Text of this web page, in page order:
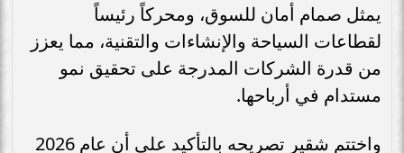
يمثل صمام أمان للسوق، ومحركاً رئيساً
لقطاعات السياحة والإنشاءات والتقنية، مما يعزز
من قدرة الشركات المدرجة على تحقيق نمو
مستدام في أرباحها.
واختتم شقير تصريحه بالتأكيد على أن عام 2026